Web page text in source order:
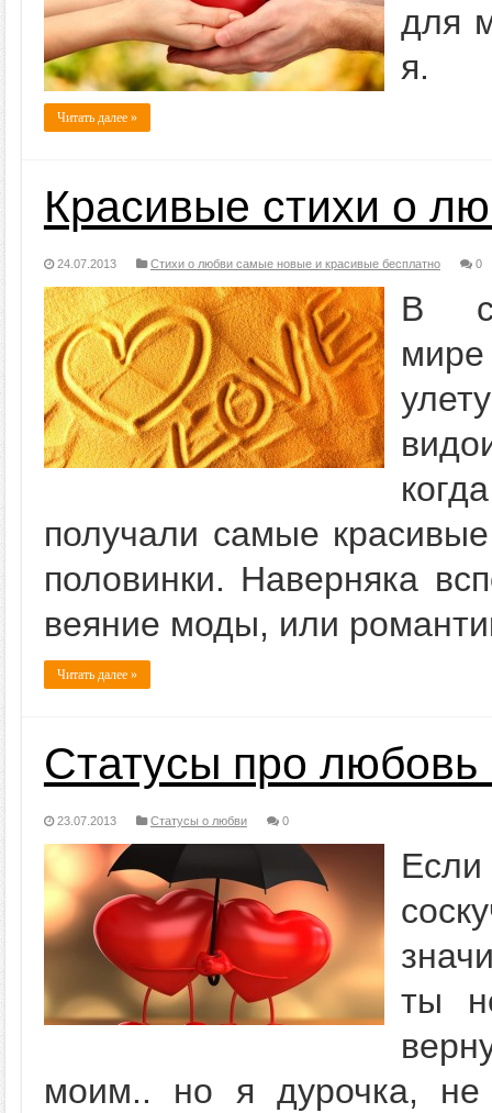
для
я.
Читать далее »
Красивые стихи о
24.07.2013 Стихи о любви самые новые и красивые бесплатно 0
В
получали самые
половинки. Наверняка
веяние моды, или
Читать далее »
Статусы про любовь
23.07.2013 Статусы о любви 0
ты
моим.. но я дурочка,